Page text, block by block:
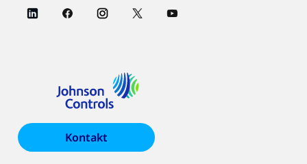
Kontakt